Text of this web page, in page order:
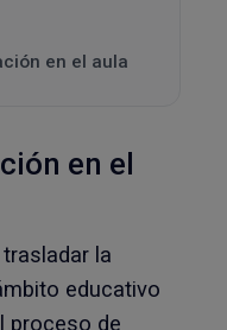
en el aula
en el
la
educativo
proceso de